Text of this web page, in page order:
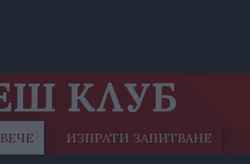
КЛУБ
ИЗПРАТИ ЗАПИТВАНЕ